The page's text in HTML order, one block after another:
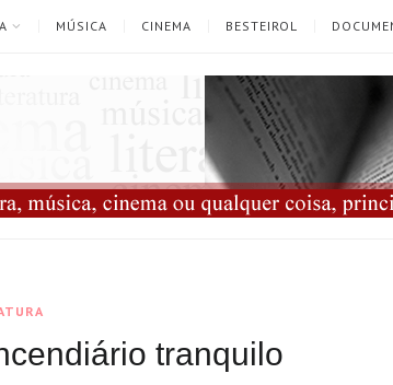
MÚSICA CINEMA BESTEIROL
tranquilo